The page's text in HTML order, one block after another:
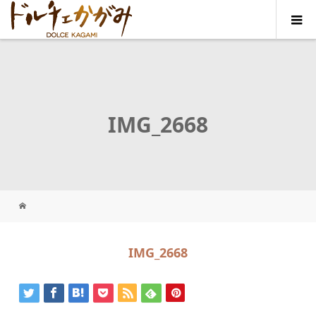
IMG_2668
IMG_2668